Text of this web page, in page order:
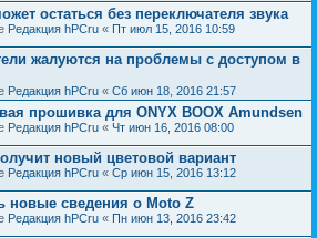
остаться без переключателя звука
Редакция hPCru « Пт июл 15, 2016 10:59
жалуются на проблемы с доступом в
Редакция hPCru « Сб июн 18, 2016 21:57
прошивка для ONYX BOOX Amundsen
Редакция hPCru « Чт июн 16, 2016 08:00
новый цветовой вариант
Редакция hPCru « Ср июн 15, 2016 13:12
новые сведения о Moto Z
Редакция hPCru « Пн июн 13, 2016 23:42